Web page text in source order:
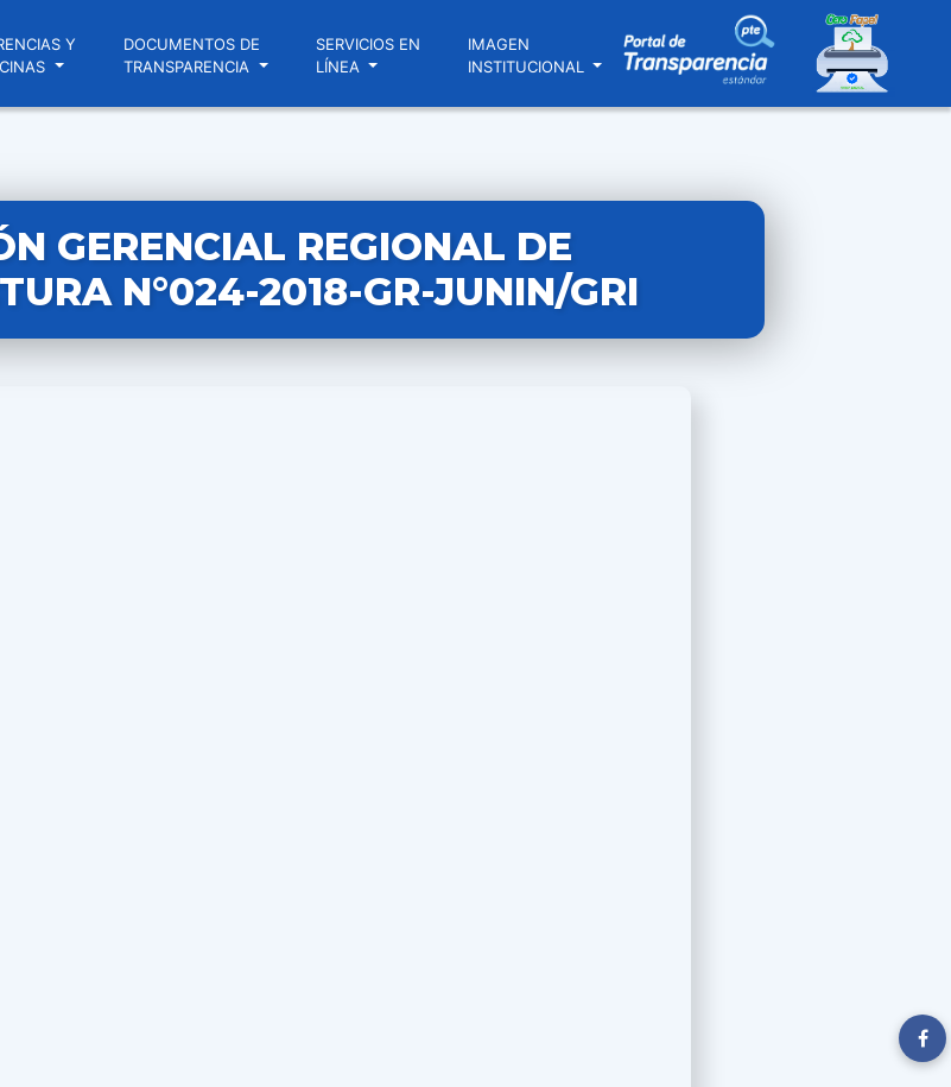
Y
DOCUMENTOS DE
TRANSPARENCIA
SERVICIOS EN
LÍNEA
IMAGEN
INSTITUCIONAL
GERENCIAL REGIONAL DE
N°024-2018-GR-JUNIN/GRI